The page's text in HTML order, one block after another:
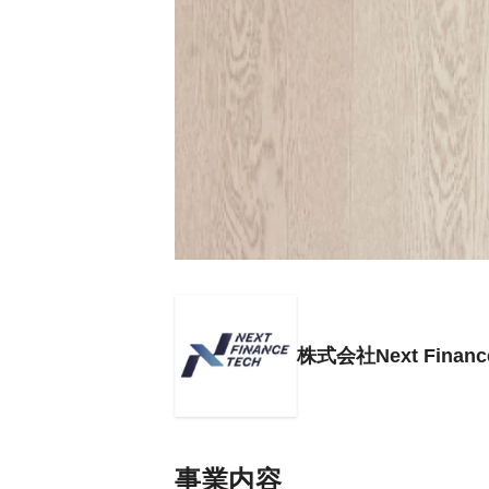
株式会社Next
事業内容